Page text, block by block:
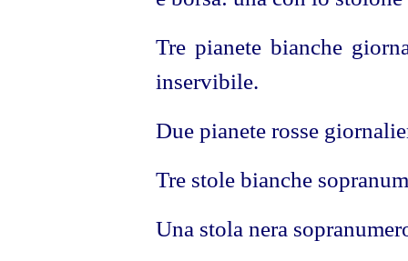
Tre pianete bianche
inservibile.
Due pianete rosse
Tre stole bianche
Una stola nera